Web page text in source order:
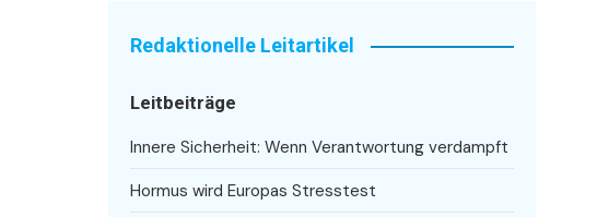
Redaktionelle Leitartikel
Leitbeiträge
Innere Sicherheit: Wenn Verantwortung verdampft
Hormus wird Europas Stresstest